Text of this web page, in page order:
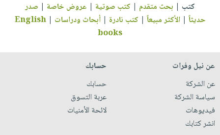
كتب | بحث متقدم | كتب صوتية | عروض خاصة | صدر
حديثاً |الأكثر مبيعاً | كتب نادرة |أبحاث ودراسات |
English
books
عن نيل وفرات
عن الشركة
سياسة الشركة
فيديوهات
انشر كتابك
حسابك
حسابك
عربة التسوق
لائحة الأمنيات